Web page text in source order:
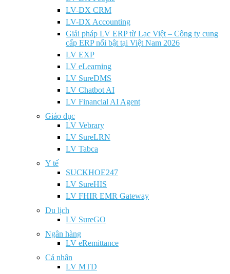
LV-DX CRM
LV-DX Accounting
Giải pháp LV ERP từ Lạc Việt – Công ty cung
cấp ERP nổi bật tại Việt Nam 2026
LV EXP
LV eLearning
LV SureDMS
LV Chatbot AI
LV Financial AI Agent
Giáo dục
LV Vebrary
LV SureLRN
LV Tabca
Y tế
SUCKHOE247
LV SureHIS
LV FHIR EMR Gateway
Du lịch
LV SureGO
Ngân hàng
LV eRemittance
Cá nhân
LV MTD